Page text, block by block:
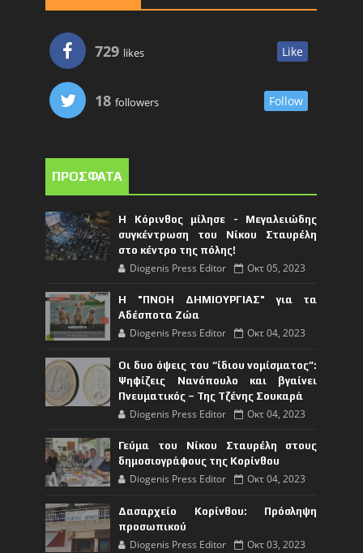
729 likes Like
18 followers Follow
ΠΡΟΣΦΑΤΑ
Η Κόρινθος μίλησε - Μεγαλειώδης
συγκέντρωση του Νίκου Σταυρέλη
στο κέντρο της πόλης!
Diogenis Press Editor Οκτ 05, 2023
Η "ΠΝΟΗ ΔΗΜΙΟΥΡΓΙΑΣ" για τα
Αδέσποτα Ζώα
Diogenis Press Editor Οκτ 04, 2023
Οι δυο όψεις του “ίδιου νομίσματος”:
Ψηφίζεις Νανόπουλο και βγαίνει
Πνευματικός – Της Τζένης Σουκαρά
Diogenis Press Editor Οκτ 04, 2023
Γεύμα του Νίκου Σταυρέλη στους
δημοσιογράφους της Κορίνθου
Diogenis Press Editor Οκτ 04, 2023
Δασαρχείο Κορίνθου: Πρόσληψη
προσωπικού
Diogenis Press Editor Οκτ 03, 2023